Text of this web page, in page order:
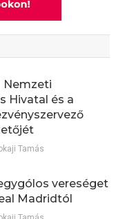
Nemzeti
Hivatal és a
Tamás
vereséget
Madridtól